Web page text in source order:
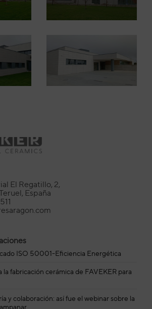
El Regatillo, 2,
España
ISO 50001-Eficiencia Energética
fabricación cerámica de FAVEKER para
y colaboración: así fue el webinar sobre la